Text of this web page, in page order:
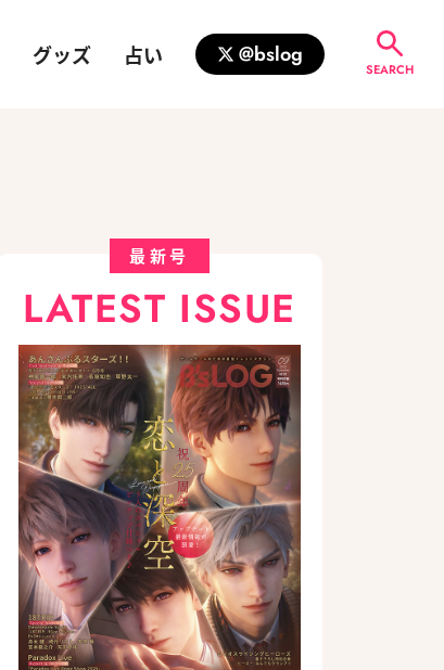
グッズ 占い @bslog
SEARCH
最新号
LATEST ISSUE